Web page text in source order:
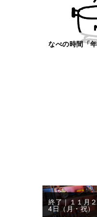
なべの時間「
終了｜１１月
4日（月・祝）